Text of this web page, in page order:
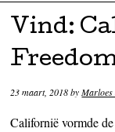
Skip to content
Vind:
23 maart, 2018by
Californië vormde